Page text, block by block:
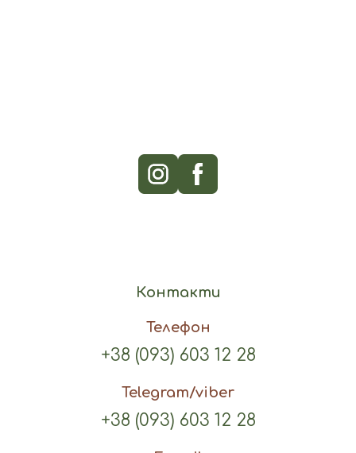
Контакти
Телефон
+38 (093) 603 12 28
Telegram/viber
+38 (093) 603 12 28